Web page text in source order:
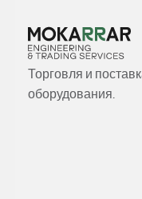
Торговля и
оборудования.